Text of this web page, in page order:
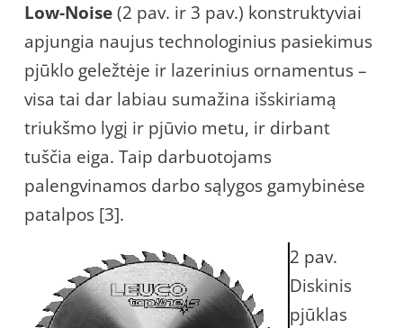
Low-Noise(2 pav. ir 3 pav.) konstruktyviai
apjungia naujus technologinius pasiekimus
pjūklo geležtėje ir lazerinius ornamentus –
visa tai dar labiau sumažina išskiriamą
triukšmo lygį ir pjūvio metu, ir dirbant
tuščia eiga. Taip darbuotojams
palengvinamos darbo sąlygos gamybinėse
patalpos [3].
2 pav.
Diskinis
pjūklas